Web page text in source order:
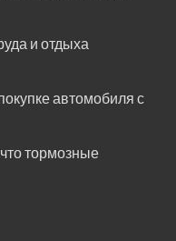
и отдыха
автомобиля с
тормозные